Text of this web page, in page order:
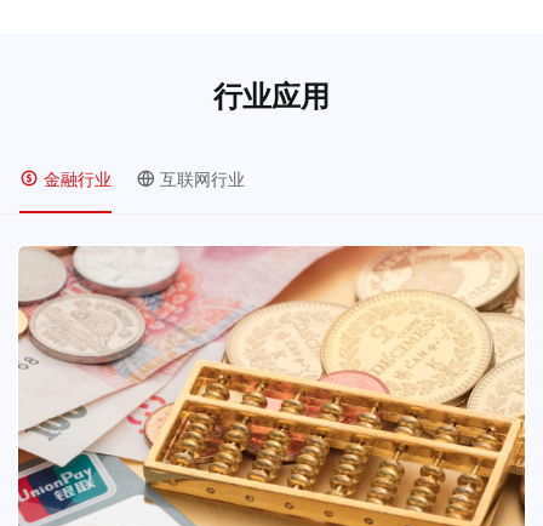
行业应用
金融行业 互联网行业